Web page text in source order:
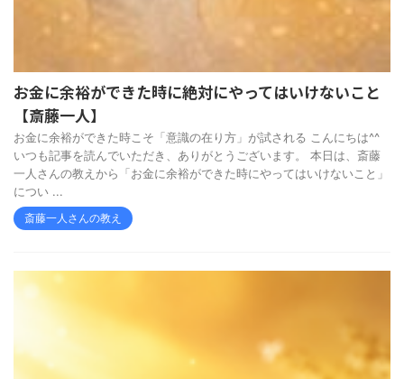
お金に余裕ができた時に絶対にやってはいけないこと
【斎藤一人】
お金に余裕ができた時こそ「意識の在り方」が試される こんにちは^^
いつも記事を読んでいただき、ありがとうございます。 本日は、斎藤
一人さんの教えから「お金に余裕ができた時にやってはいけないこと」
につい ...
斎藤一人さんの教え